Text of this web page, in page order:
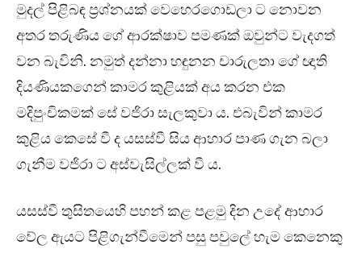
මුදල් පිළිබඳ ප්‍රශ්නයක් වෙහෙරගොඩලා ට නොවන
අතර තරුණිය ගේ ආරක්ෂාව පමණක් ඔවුන්ට වැදගත්
වන බැවිනි. නමුත් දන්නා හඳුනන චාරුලතා ගේ ඥාති
දියණියකගෙන් කාමර කුළියක් අය කරන එක
මදිපුංචිකමක් සේ වජිරා සැලකුවා ය. එබැවින් කාමර
කුළිය කෙසේ වී ද යසස්වී සිය ආහාර පාණ ගැන බලා
ගැනීම වජිරා ට අස්වැසිල්ලක් වී ය.
යසස්වී තුසිතයෙහි පහන් කළ පළමු දින උදේ ආහාර
වේල ඇයට පිළිගැන්වීමෙන් පසු පවුලේ හැම කෙනෙකු